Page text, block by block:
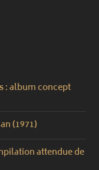
: album concept
(1971)
attendue de